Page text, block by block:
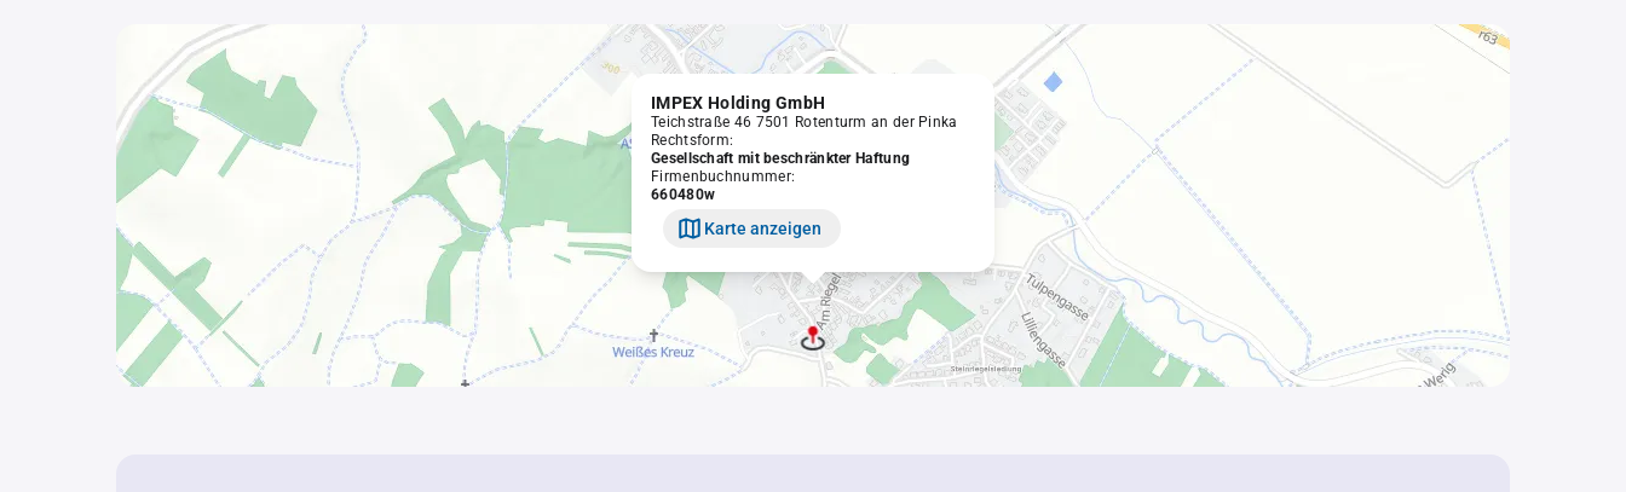
IMPEX Holding GmbH
Teichstraße 46 7501 Rotenturm an der Pinka
Rechtsform:
Gesellschaft mit beschränkter Haftung
Firmenbuchnummer:
660480w
Karte anzeigen